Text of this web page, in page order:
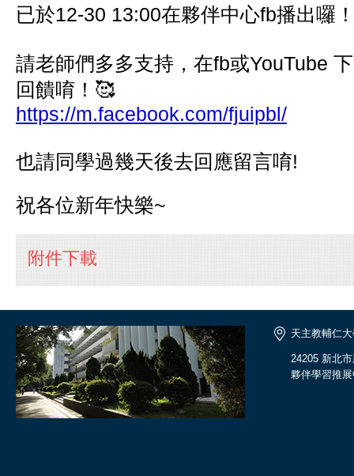
已於12-30 13:00在夥伴中心fb播出囉
請老師們多多支持，在fb或YouTube
回饋唷！🥰
https://m.facebook.com/fjuipbl/
也請同學過幾天後去回應留言唷!
祝各位新年快樂~
附件下載
天主教輔仁
24205 新北
夥伴學習推